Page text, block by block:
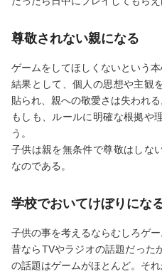
尊敬されない親になる
ゲームをしてほしくないという本
結果として、個人の思想や主観
貼られ、親への敬愛さは失われる
もしも、ルールに明確な根拠や
う。
子供は親を無条件で尊敬はしな
なのである。
学校でおいてけぼりにな
子供の事を考えるならむしろゲー
昔ならTVやラジオの話題だった
の話題はゲームがほとんど。それ